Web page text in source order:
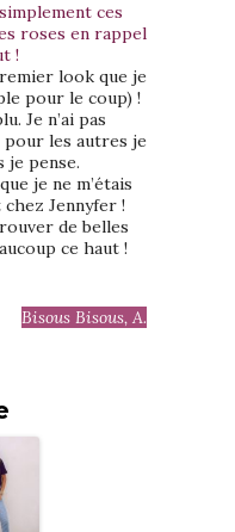
ces
roses en rappel
!
look que je
pour le coup) !
Je n’ai pas
les autres je
je pense.
je ne m’étais
Jennyfer !
de belles
ce haut !
Bisous Bisous, A.